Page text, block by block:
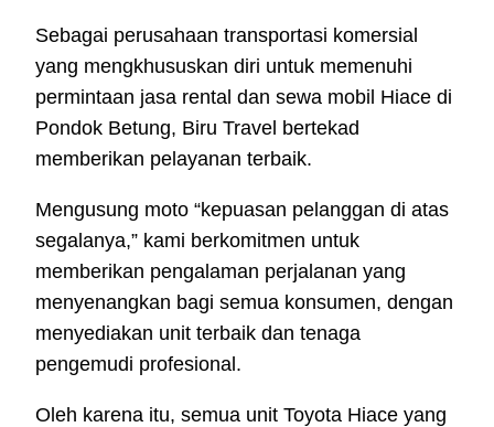
Sebagai perusahaan transportasi komersial
yang mengkhususkan diri untuk memenuhi
permintaan jasa rental dan sewa mobil Hiace di
Pondok Betung, Biru Travel bertekad
memberikan pelayanan terbaik.
Mengusung moto “kepuasan pelanggan di atas
segalanya,” kami berkomitmen untuk
memberikan pengalaman perjalanan yang
menyenangkan bagi semua konsumen, dengan
menyediakan unit terbaik dan tenaga
pengemudi profesional.
Oleh karena itu, semua unit Toyota Hiace yang